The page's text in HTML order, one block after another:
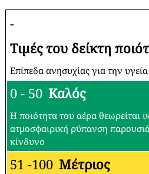
-
Τιμές του δείκτη
Επίπεδα ανησυχίας για την υγεία
0 - 50 Καλός
Η ποιότητα του αέρα θεωρείται
ατμοσφαιρική ρύπανση
κίνδυνο
51 -100 Μέτριος